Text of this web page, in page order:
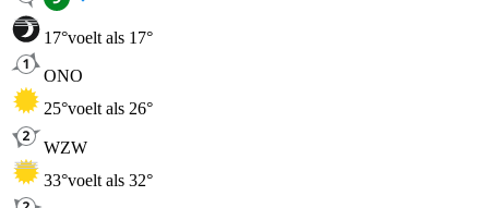
17°voelt als 17°
ONO
25°voelt als 26°
WZW
33°voelt als 32°